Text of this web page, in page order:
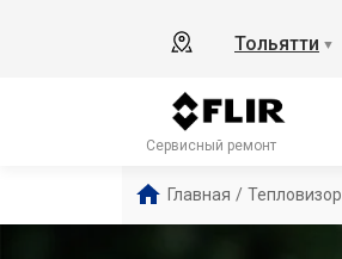
Тольятти ▼
Сервисный ремонт
Главная / Тепловизор